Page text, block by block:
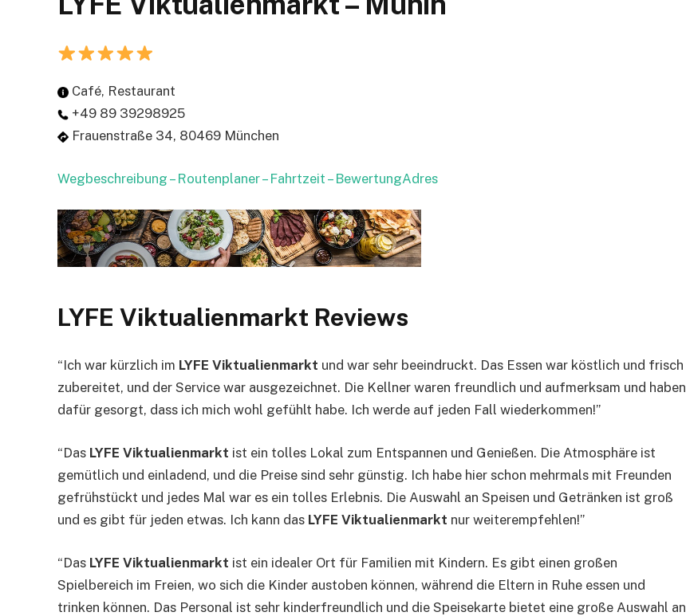
Café, Restaurant
+49 89 39298925
Frauenstraße 34, 80469 München
Wegbeschreibung – Routenplaner – Fahrtzeit – BewertungAdres
LYFE Viktualienmarkt Reviews
“Ich war kürzlich im LYFE Viktualienmarkt und war sehr beeindruckt. Das Essen war köstlich und frisch
zubereitet, und der Service war ausgezeichnet. Die Kellner waren freundlich und aufmerksam und haben
dafür gesorgt, dass ich mich wohl gefühlt habe. Ich werde auf jeden Fall wiederkommen!”
“Das LYFE Viktualienmarkt ist ein tolles Lokal zum Entspannen und Genießen. Die Atmosphäre ist
gemütlich und einladend, und die Preise sind sehr günstig. Ich habe hier schon mehrmals mit Freunden
gefrühstückt und jedes Mal war es ein tolles Erlebnis. Die Auswahl an Speisen und Getränken ist groß
und es gibt für jeden etwas. Ich kann das LYFE Viktualienmarkt nur weiterempfehlen!”
“Das LYFE Viktualienmarkt ist ein idealer Ort für Familien mit Kindern. Es gibt einen großen
Spielbereich im Freien, wo sich die Kinder austoben können, während die Eltern in Ruhe essen und
trinken können. Das Personal ist sehr kinderfreundlich und die Speisekarte bietet eine große Auswahl an